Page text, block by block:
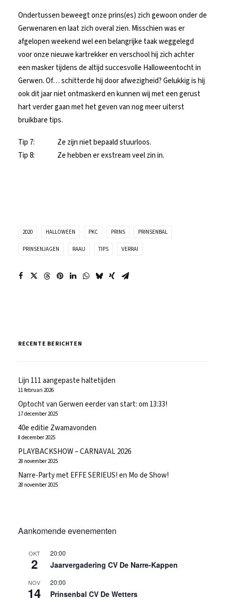
Ondertussen beweegt onze prins(es) zich gewoon onder de
Gerwenaren en laat zich overal zien. Misschien was er
afgelopen weekend wel een belangrijke taak weggelegd
voor onze nieuwe kartrekker en verschool hij zich achter
een masker tijdens de altijd succesvolle Halloweentocht in
Gerwen. Of… schitterde hij door afwezigheid? Gelukkig is hij
ook dit jaar niet ontmaskerd en kunnen wij met een gerust
hart verder gaan met het geven van nog meer uiterst
bruikbare tips.
Tip 7: Ze zijn niet bepaald stuurloos.
Tip 8: Ze hebben er exstream veel zin in.
2020 HALLOWEEN PKC PRINS PRINSENBAL
PRINSENJAGEN RAAIJ TIPS VERRAI
RECENTE BERICHTEN
Lijn 111 aangepaste haltetijden
11 februari 2026
Optocht van Gerwen eerder van start: om 13:33!
17 december 2025
40e editie Zwamavonden
8 december 2025
PLAYBACKSHOW – CARNAVAL 2026
28 november 2025
Narre-Party met EFFE SERIEUS! en Mo de Show!
28 november 2025
Aankomende evenementen
OKT
2
20:00
Jaarvergadering CV De Narre-Kappen
NOV
14
20:00
Prinsenbal CV De Wetters